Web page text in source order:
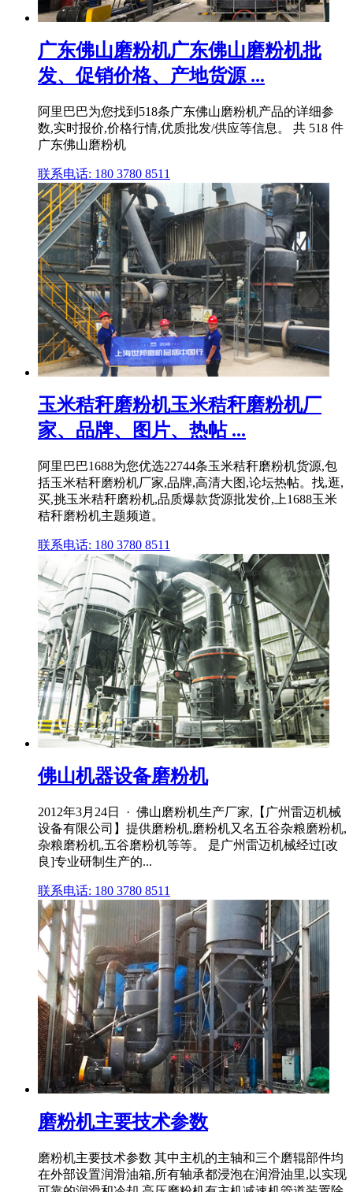
广东佛山磨粉机广东佛山磨粉机批
发、促销价格、产地货源 ...
阿里巴巴为您找到518条广东佛山磨粉机产品的详细参
数,实时报价,价格行情,优质批发/供应等信息。 共 518 件
广东佛山磨粉机
联系电话: 180 3780 8511
玉米秸秆磨粉机玉米秸秆磨粉机厂
家、品牌、图片、热帖 ...
阿里巴巴1688为您优选22744条玉米秸秆磨粉机货源,包
括玉米秸秆磨粉机厂家,品牌,高清大图,论坛热帖。找,逛,
买,挑玉米秸秆磨粉机,品质爆款货源批发价,上1688玉米
秸秆磨粉机主题频道。
联系电话: 180 3780 8511
佛山机器设备磨粉机
2012年3月24日 · 佛山磨粉机生产厂家,【广州雷迈机械
设备有限公司】提供磨粉机,磨粉机又名五谷杂粮磨粉机,
杂粮磨粉机,五谷磨粉机等等。 是广州雷迈机械经过[改
良]专业研制生产的...
联系电话: 180 3780 8511
磨粉机主要技术参数
磨粉机主要技术参数 其中主机的主轴和三个磨辊部件均
在外部设置润滑油箱,所有轴承都浸泡在润滑油里,以实现